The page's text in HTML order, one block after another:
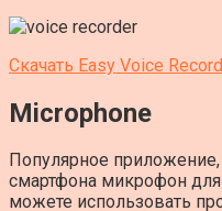
Скачать Easy Voice
Microphone
Популярное
смартфона микрофон
можете использовать